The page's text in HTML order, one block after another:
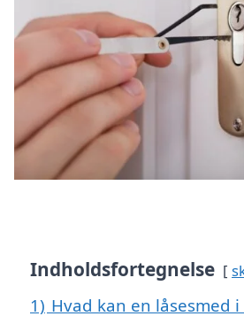
Indholdsfortegnelse
1) Hvad kan en låsesmed